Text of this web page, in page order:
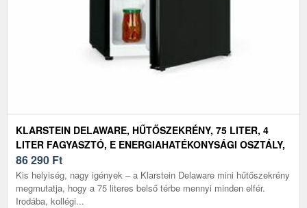
KLARSTEIN DELAWARE, HŰTŐSZEKRÉNY, 75 LITER, 4
LITER FAGYASZTÓ, E ENERGIAHATÉKONYSÁGI OSZTÁLY,
KOMPRESSZIÓ HŰTÉS
86 290 Ft
Kis helyiség, nagy igények – a Klarstein Delaware mini hűtőszekrény
megmutatja, hogy a 75 literes belső térbe mennyi minden elfér.
Irodába, kollégi...